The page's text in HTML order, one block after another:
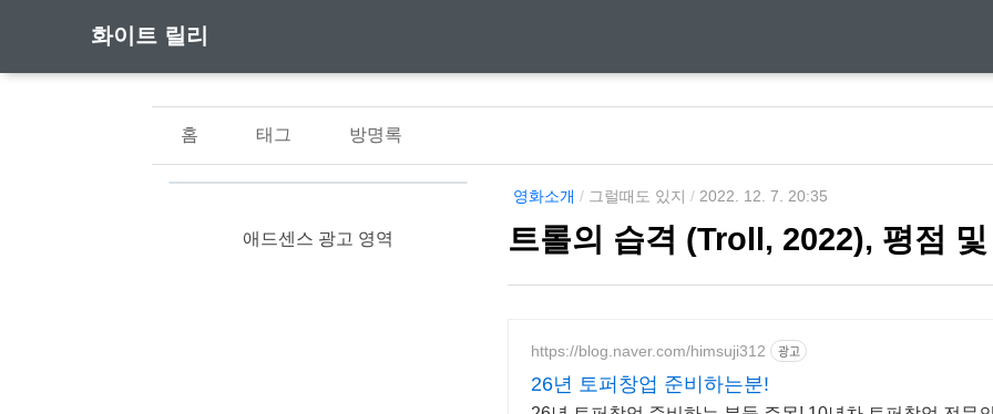
화이트 릴리
홈 태그 방명록
영화소개 / 그럴때도 있지 / 2022. 12. 7. 20:35
트롤의 습격 (Troll, 2022), 평점
https://blog.naver.com/himsuji312 광고
26년 토퍼창업 준비하는분!
애드센스 광고 영역